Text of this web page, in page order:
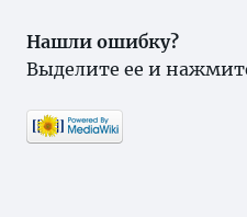
Нашли ошибку?
Выделите ее и